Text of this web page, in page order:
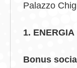
Palazzo
1. ENERGIA
Bonus